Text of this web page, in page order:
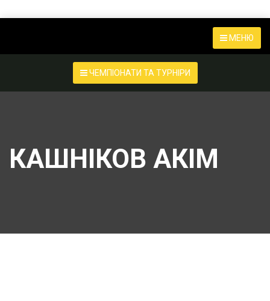
МЕНЮ
ЧЕМПІОНАТИ ТА ТУРНІРИ
КАШНІКОВ АКІМ